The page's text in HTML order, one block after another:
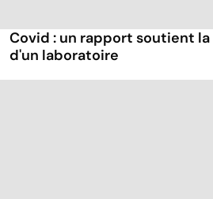
Covid : un rapport soutient
d'un laboratoire